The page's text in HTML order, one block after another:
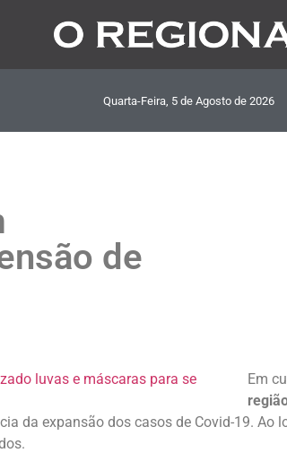
Quarta-Feira, 5de Agostode 2026
de
Em
da expansão dos casos de Covid-19.